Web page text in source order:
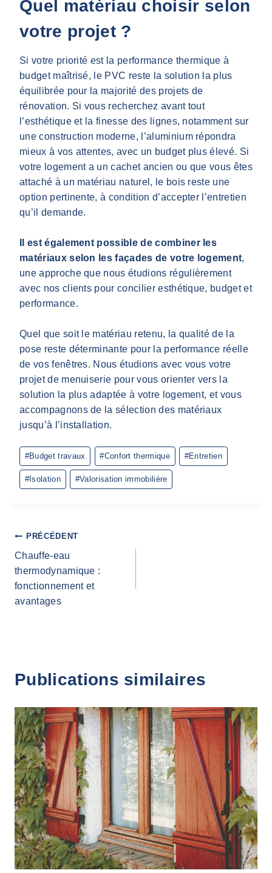
Quel matériau choisir selon
votre projet ?
Si votre priorité est la performance thermique à
budget maîtrisé, le PVC reste la solution la plus
équilibrée pour la majorité des projets de
rénovation. Si vous recherchez avant tout
l’esthétique et la finesse des lignes, notamment sur
une construction moderne, l’aluminium répondra
mieux à vos attentes, avec un budget plus élevé. Si
votre logement a un cachet ancien ou que vous êtes
attaché à un matériau naturel, le bois reste une
option pertinente, à condition d’accepter l’entretien
qu’il demande.
Il est également possible de combiner les
matériaux selon les façades de votre logement,
une approche que nous étudions régulièrement
avec nos clients pour concilier esthétique, budget et
performance.
Quel que soit le matériau retenu, la qualité de la
pose reste déterminante pour la performance réelle
de vos fenêtres. Nous étudions avec vous votre
projet de menuiserie pour vous orienter vers la
solution la plus adaptée à votre logement, et vous
accompagnons de la sélection des matériaux
jusqu’à l’installation.
Étiquettes
de
la
#Budget travaux #Confort thermique #Entretien
#Isolation #Valorisation immobilière
Navigation
de
l’article
PRÉCÉDENT
Chauffe-eau
thermodynamique :
fonctionnement et
avantages
Publications similaires